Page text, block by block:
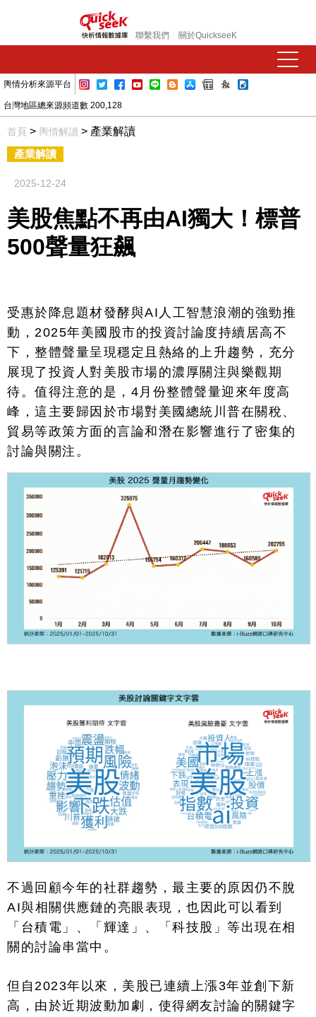
聯繫我們 關於QuickseeK
輿情分析來源平台
台灣地區總來源頻道數 200,128
首頁 > 輿情解讀 > 產業解讀
產業解讀
2025-12-24
美股焦點不再由AI獨大！標普
500聲量狂飆
受惠於降息題材發酵與AI 人工智慧浪潮的強勁推
動， 2025年美國股市的投資討論度持續居高不
下，整體聲量呈現穩定且熱絡的上升趨勢，充分
展現了投資人對美股市場的濃厚關注與樂觀期
待。值得注意的是， 4 月份整體聲量迎來年度高
峰，這主要歸因於市場對美國總統川普在關稅、
貿易等政策方面的言論和潛在影響進行了密集的
討論與關注。
不過回顧今年的社群趨勢，最主要的原因仍不脫
AI與相關供應鏈的亮眼表現，也因此可以看到
「台積電」、「輝達」、「科技股」等出現在相
關的討論串當中。
但自 2023年以來，美股已連續上漲3年並創下新
高，由於近期波動加劇，使得網友討論的關鍵字